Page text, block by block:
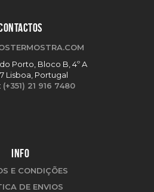
Porto, Bloco B, 4º A
Lisboa, Portugal
(+351) 21 916 7480
INFO
E CONDIÇÕES
DE ENVIOS